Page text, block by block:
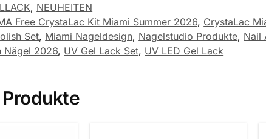
, NEUHEITEN
Free CrystaLac Kit Miami Summer 2026, CrystaLac
Set, Miami Nageldesign, Nagelstudio Produkte, Nail
Nägel 2026, UV Gel Lack Set, UV LED Gel Lack